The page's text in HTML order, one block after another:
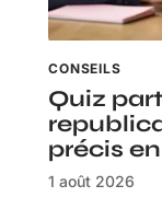
CONSEILS
Quiz
précis
1 août 2026